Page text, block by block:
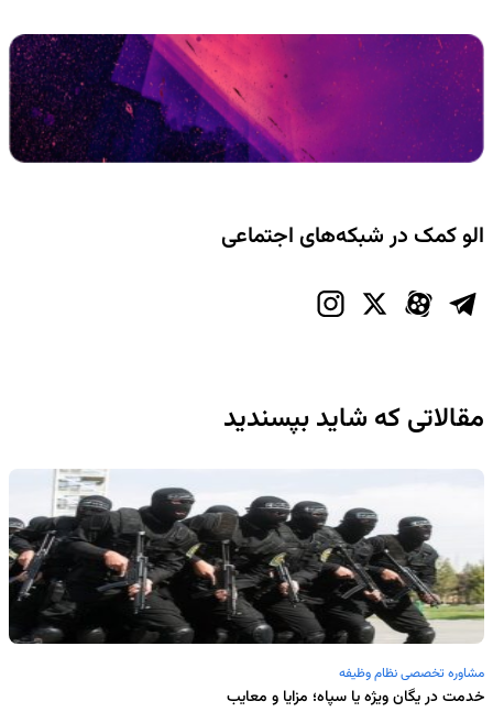
الو کمک در شبکه‌های اجتماعی
مقالاتی که شاید بپسندید
مشاوره تخصصی نظام وظیفه
خدمت در یگان ویژه یا سپاه؛ مزایا و معایب